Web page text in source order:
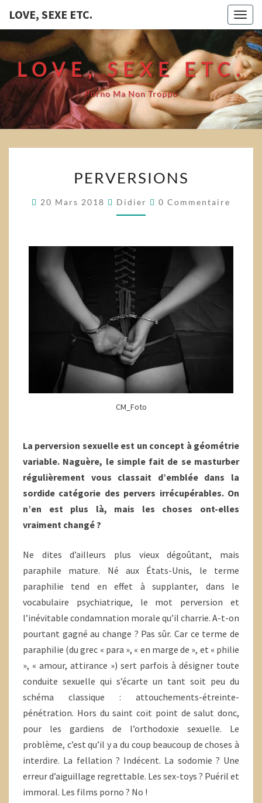
LOVE, SEXE ETC.
LOVE, SEXE ETC.
Porno Ma Non Troppo
PERVERSIONS
20 Mars 2018 Didier Commentaires
0 Commentaire
CM_Foto
La perversion sexuelle est un concept à géométrie
variable. Naguère, le simple fait de se masturber
régulièrement vous classait d’emblée dans la
sordide catégorie des pervers irrécupérables. On
n’en est plus là, mais les choses ont-elles
vraiment changé ?
Ne dites d’ailleurs plus vieux dégoûtant, mais
paraphile mature. Né aux États-Unis, le terme
paraphilie tend en effet à supplanter, dans le
vocabulaire psychiatrique, le mot perversion et
l’inévitable condamnation morale qu’il charrie. A-t-on
pourtant gagné au change ? Pas sûr. Car ce terme de
paraphilie (du grec « para », « en marge de », et « philie
», « amour, attirance ») sert parfois à désigner toute
conduite sexuelle qui s’écarte un tant soit peu du
schéma classique : attouchements-étreinte-
pénétration. Hors du saint coït point de salut donc,
pour les gardiens de l’orthodoxie sexuelle. Le
problème, c’est qu’il y a du coup beaucoup de choses à
interdire. La fellation ? Indécent. La sodomie ? Une
erreur d’aiguillage regrettable. Les sex-toys ? Puéril et
immoral. Les films porno ? No !